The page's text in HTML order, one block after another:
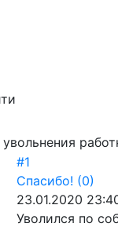
#1
Спасибо! (0)
23.01.2020
Уволился по